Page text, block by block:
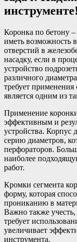
инструменте!
Коронка по бетону –
иметь возможность
отверстий в
насадку, если в
устройство
различного
требует
является одним из
Применение
эффективным и
устройства. Корпус
серию диаметров,
перфораторов.
наиболее
работ.
Кромки сегмента
форму, которая
прониканию в
Важно также
требует
увеличивает
инструмента.